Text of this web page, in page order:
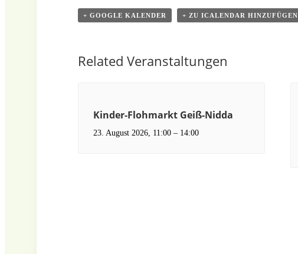
+ GOOGLE KALENDER + ZU ICALENDAR HINZUFÜGEN
Related Veranstaltungen
Kinder-Flohmarkt Geiß-Nidda
23. August 2026, 11:00 – 14:00